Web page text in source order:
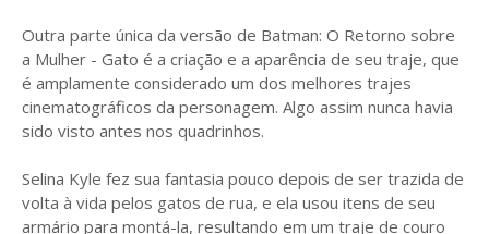
Outra parte única da versão de Batman: O Retorno sobre
a Mulher - Gato é a criação e a aparência de seu traje, que
é amplamente considerado um dos melhores trajes
cinematográficos da personagem. Algo assim nunca havia
sido visto antes nos quadrinhos.
Selina Kyle fez sua fantasia pouco depois de ser trazida de
volta à vida pelos gatos de rua, e ela usou itens de seu
armário para montá-la, resultando em um traje de couro